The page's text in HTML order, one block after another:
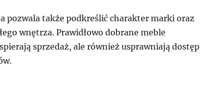
pozwala także podkreślić charakter marki oraz
wnętrza. Prawidłowo dobrane meble
sprzedaż, ale również usprawniają dostęp